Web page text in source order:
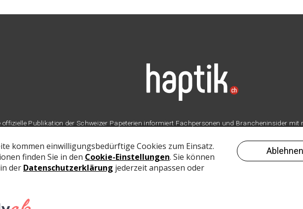
offizielle Publikation der Schweizer Papeterien informiert Fachpersonen und Brancheninsider mit